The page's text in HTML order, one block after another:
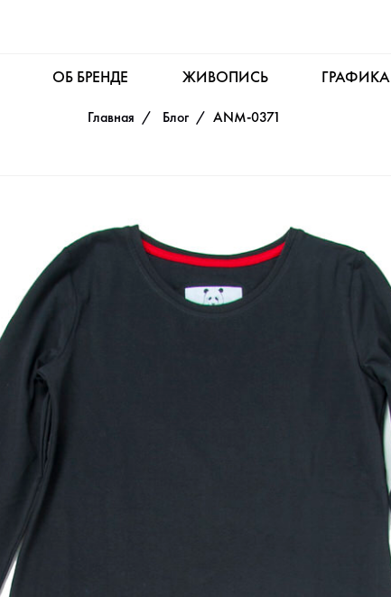
ОБ БРЕНДЕ ЖИВОПИСЬ ГРАФИКА
Главная Блог ANM-0371